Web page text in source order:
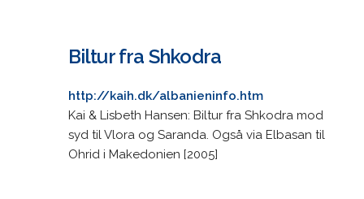
Biltur fra Shkodra
http://kaih.dk/albanieninfo.htm
Kai & Lisbeth Hansen: Biltur fra Shkodra mod
syd til Vlora og Saranda. Også via Elbasan til
Ohrid i Makedonien [2005]